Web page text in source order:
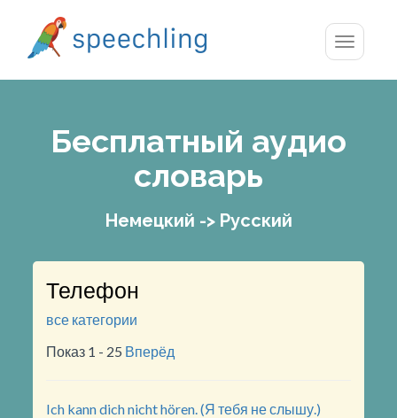
Toggle
Бесплатный аудио
словарь
Немецкий -> Русский
Телефон
все категории
Показ 1 - 25 Вперёд
Ich kann dich nicht hören. (Я тебя не слышу.)